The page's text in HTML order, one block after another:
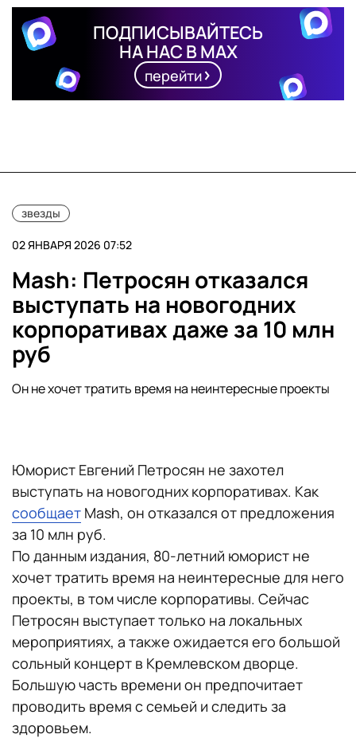
ПОДПИСЫВАЙТЕСЬ
НА НАС В MAX
перейти
звезды
02 ЯНВАРЯ 2026 07:52
Mash: Петросян отказался
выступать на новогодних
корпоративах даже за 10 млн
руб
Он не хочет тратить время на неинтересные проекты
Юморист Евгений Петросян не захотел
выступать на новогодних корпоративах. Как
сообщает Mash, он отказался от предложения
за 10 млн руб.
По данным издания, 80-летний юморист не
хочет тратить время на неинтересные для него
проекты, в том числе корпоративы. Сейчас
Петросян выступает только на локальных
мероприятиях, а также ожидается его большой
сольный концерт в Кремлевском дворце.
Большую часть времени он предпочитает
проводить время с семьей и следить за
здоровьем.